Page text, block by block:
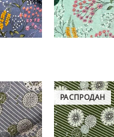
РАСПРОДАН